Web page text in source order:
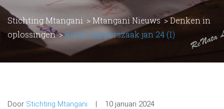
Stichting Mtangani >Mtangani Nieuws>Denken in
oplossingen>Riziki kapperszaak jan 24 (1)
Door Stichting Mtangani
10 januari 2024